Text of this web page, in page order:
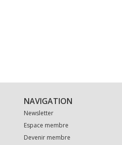
NAVIGATION
Newsletter
Espace membre
Devenir membre